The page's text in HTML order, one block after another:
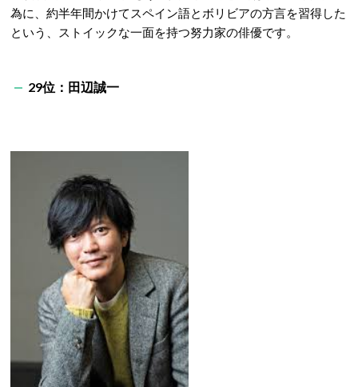
為に、約半年間かけてスペイン語とボリビアの方言を習得した
という、ストイックな一面を持つ努力家の俳優です。
29位：田辺誠一